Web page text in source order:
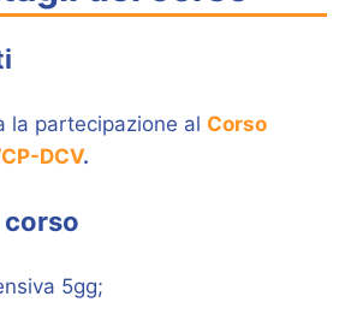
la partecipazione al Corso
DCV.
corso
5gg;